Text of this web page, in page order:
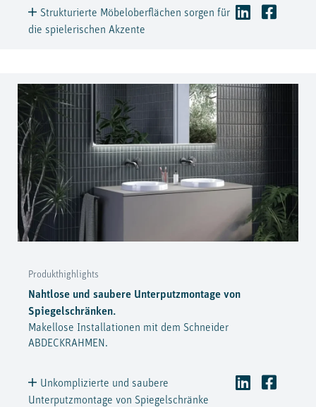
Strukturierte Möbeloberflächen sorgen für
die spielerischen Akzente
Produkthighlights
Nahtlose und saubere Unterputzmontage von
Spiegelschränken.
Makellose Installationen mit dem Schneider
ABDECKRAHMEN.
Unkomplizierte und saubere
Unterputzmontage von Spiegelschränke